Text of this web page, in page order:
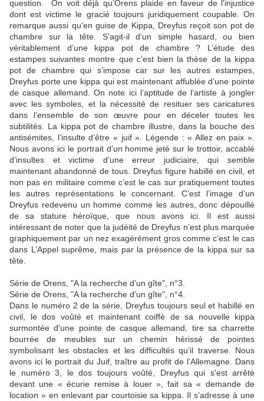
question. On voit déjà qu’Orens plaide en faveur de l'injustice
dont est victime le gracié toujours juridiquement coupable. On
remarque aussi qu'en guise de Kippa, Dreyfus reçoit son pot de
chambre sur la tête. S’agit-il d’un simple hasard, ou bien
véritablement d’une kippa pot de chambre ? L’étude des
estampes suivantes montre que c’est bien la thèse de la kippa
pot de chambre qui s’impose car sur les autres estampes,
Dreyfus porte une kippa qui est maintenant affublée d’une pointe
de casque allemand. On note ici l’aptitude de l’artiste à jongler
avec les symboles, et la nécessité de resituer ses caricatures
dans l’ensemble de son œuvre pour en déceler toutes les
subtilités. La kippa pot de chambre illustre, dans la bouche des
antisémites, l’insulte d’être « juif ». Légende : « Allez en paix ».
Nous avons ici le portrait d’un homme jeté sur le trottoir, accablé
d’insultes et victime d’une erreur judiciaire, qui semble
maintenant abandonné de tous. Dreyfus figure habillé en civil, et
non pas en militaire comme c’est le cas sur pratiquement toutes
les autres représentations le concernant. C’est l’image d’un
Dreyfus redevenu un homme comme les autres, donc dépouillé
de sa stature héroïque, que nous avons ici. Il est aussi
intéressant de noter que la judéité de Dreyfus n’est plus marquée
graphiquement par un nez exagérément gros comme c’est le cas
dans L’Appel suprême, mais par la présence de la kippa sur sa
tête.
Série de Orens, "A la recherche d’un gîte", n°3.
Série de Orens, "A la recherche d’un gîte", n°4.
Dans le numéro 2 de la série, Dreyfus toujours seul et habillé en
civil, le dos voûté et maintenant coiffé de sa nouvelle kippa
surmontée d'une pointe de casque allemand, tire sa charrette
bourrée de meubles sur un chemin hérissé de pointes
symbolisant les obstacles et les difficultés qu’il traverse. Nous
avons ici le portrait du Juif, traître au profit de l’Allemagne. Dans
le numéro 3, le dos toujours voûté, Dreyfus qui s'est arrêté
devant une « écurie remise à louer », fait sa « demande de
location » en enlevant par courtoisie sa kippa. Il s’adresse à une